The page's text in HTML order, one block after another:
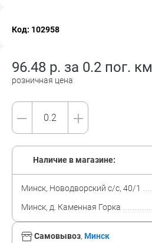
Код: 102958
96.48 р. за 0.2 пог. км
розничная цена
Самовывоз, Минск
Наличие в магазине:
Минск, Новодворский с/с, 40/1
Минск, д. Каменная Горка